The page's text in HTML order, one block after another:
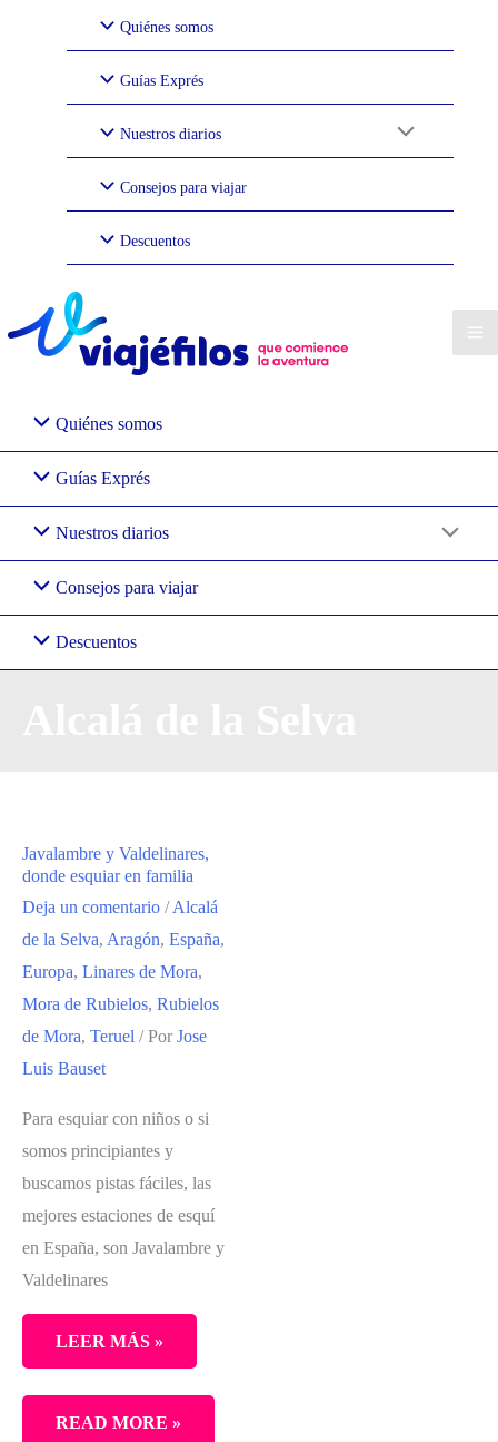
Quiénes somos
Guías Exprés
Nuestros diarios
Consejos para viajar
Descuentos
Quiénes somos
Guías Exprés
Nuestros diarios
Consejos para viajar
Descuentos
Javalambre y Valdelinares,
donde esquiar en familia
Deja un comentario /Alcalá
de la Selva, Aragón, España,
Europa, Linares de Mora,
Mora de Rubielos, Rubielos
de Mora, Teruel / Por Jose
Luis Bauset
Para esquiar con niños o si
somos principiantes y
buscamos pistas fáciles, las
mejores estaciones de esquí
en España, son Javalambre y
Valdelinares
LEER MÁS »
JAVALAMBRE
READ MORE »